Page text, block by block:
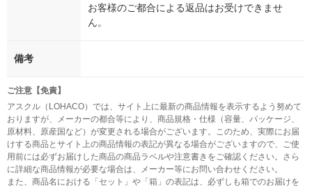
お客様のご都合による返品はお受けできませ
ん。
備考
ご注意【免責】
アスクル（LOHACO）では、サイト上に最新の商品情報を表示するよう努めて
おりますが、メーカーの都合等により、商品規格・仕様（容量、パッケージ、
原材料、原産国など）が変更される場合がございます。このため、実際にお届
けする商品とサイト上の商品情報の表記が異なる場合がございますので、ご使
用前には必ずお届けした商品の商品ラベルや注意書きをご確認ください。さら
に詳細な商品情報が必要な場合は、メーカー等にお問い合わせください。
また、商品名における「セット」や「箱」の表記は、必ずしも箱でのお届けを